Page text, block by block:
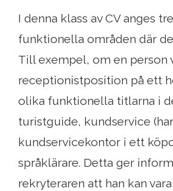
I denna klass av CV anges
funktionella områden där
Till exempel, om en person
receptionistposition på ett
olika funktionella titlarna i
turistguide, kundservice
kundservicekontor i ett
språklärare. Detta ger
rekryteraren att han kan